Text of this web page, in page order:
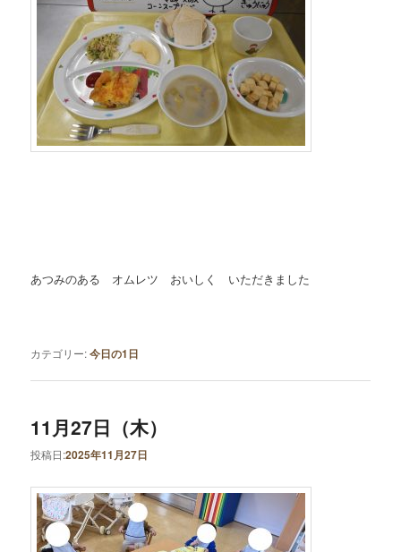
あつみのある オムレツ おいしく いただきました
カテゴリー:今日の1日
11月27日（木）
投稿日:2025年11月27日